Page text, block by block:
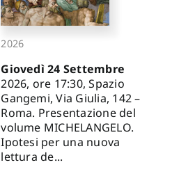
2026
Giovedì 24 Settembre
2026, ore 17:30, Spazio
Gangemi, Via Giulia, 142 –
Roma. Presentazione del
volume MICHELANGELO.
Ipotesi per una nuova
lettura de...